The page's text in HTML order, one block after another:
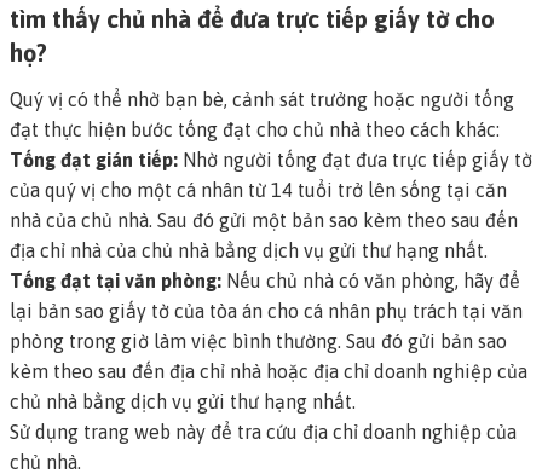
tìm thấy chủ nhà để đưa trực tiếp giấy tờ cho
họ?
Quý vị có thể nhờ bạn bè, cảnh sát trưởng hoặc người tống
đạt thực hiện bước tống đạt cho chủ nhà theo cách khác:
Tống đạt gián tiếp: Nhờ người tống đạt đưa trực tiếp giấy tờ
của quý vị cho một cá nhân từ 14 tuổi trở lên sống tại căn
nhà của chủ nhà. Sau đó gửi một bản sao kèm theo sau đến
địa chỉ nhà của chủ nhà bằng dịch vụ gửi thư hạng nhất.
Tống đạt tại văn phòng: Nếu chủ nhà có văn phòng, hãy để
lại bản sao giấy tờ của tòa án cho cá nhân phụ trách tại văn
phòng trong giờ làm việc bình thường. Sau đó gửi bản sao
kèm theo sau đến địa chỉ nhà hoặc địa chỉ doanh nghiệp của
chủ nhà bằng dịch vụ gửi thư hạng nhất.
Sử dụng trang web này để tra cứu địa chỉ doanh nghiệp của
chủ nhà.